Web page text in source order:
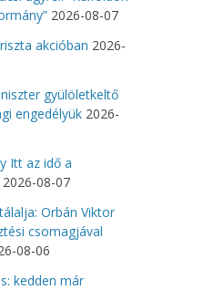
2026-08-07
akcióban 2026-
gyülöletkeltő
engedélyük 2026-
Itt az idő a
2026-08-07
Orbán Viktor
csomagjával
08-06
kedden már